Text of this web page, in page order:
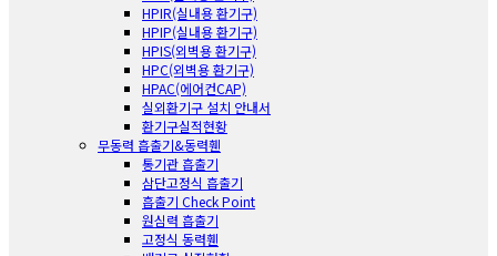
HPIR(실내용 환기구)
HPIP(실내용 환기구)
HPIS(외벽용 환기구)
HPC(외벽용 환기구)
HPAC(에어컨CAP)
실외환기구 설치 안내서
환기구실적현황
무동력 흡출기&동력휀
통기관 흡출기
삼단고정식 흡출기
흡출기 Check Point
원심력 흡출기
고정식 동력휀